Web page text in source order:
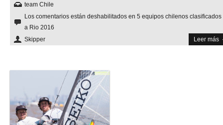
team Chile
Los comentarios están deshabilitados en 5 equipos chilenos clasificados
a Rio 2016
Skipper
Leer más